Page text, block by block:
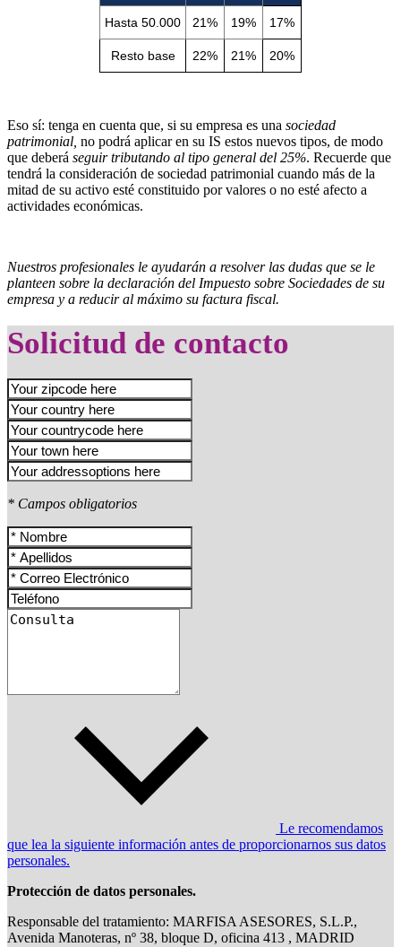
Hasta 50.000 21% 19% 17%
Resto base 22% 21% 20%
Eso sí: tenga en cuenta que, si su empresa es una sociedad
patrimonial, no podrá aplicar en su IS estos nuevos tipos, de modo
que deberá seguir tributando al tipo general del 25%. Recuerde que
tendrá la consideración de sociedad patrimonial cuando más de la
mitad de su activo esté constituido por valores o no esté afecto a
actividades económicas.
Nuestros profesionales le ayudarán a resolver las dudas que se le
planteen sobre la declaración del Impuesto sobre Sociedades de su
empresa y a reducir al máximo su factura fiscal.
Solicitud de contacto
* Campos obligatorios
Le recomendamos
que lea la siguiente información antes de proporcionarnos sus datos
personales.
Protección de datos personales.
Responsable del tratamiento: MARFISA ASESORES, S.L.P.,
Avenida Manoteras, nº 38, bloque D, oficina 413 , MADRID